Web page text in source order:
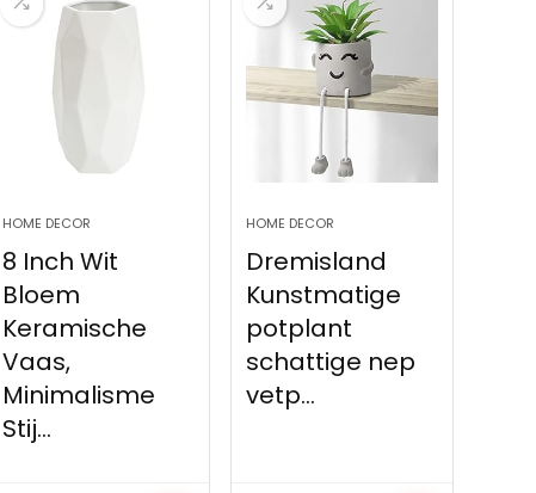
HOME DECOR
8 Inch Wit
Bloem
Keramische
Vaas,
Minimalisme
Stij...
HOME DECOR
Dremisland
Kunstmatige
potplant
schattige nep
vetp...